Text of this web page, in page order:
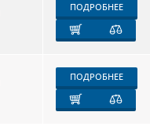
ПОДРОБНЕЕ
ПОДРОБНЕЕ